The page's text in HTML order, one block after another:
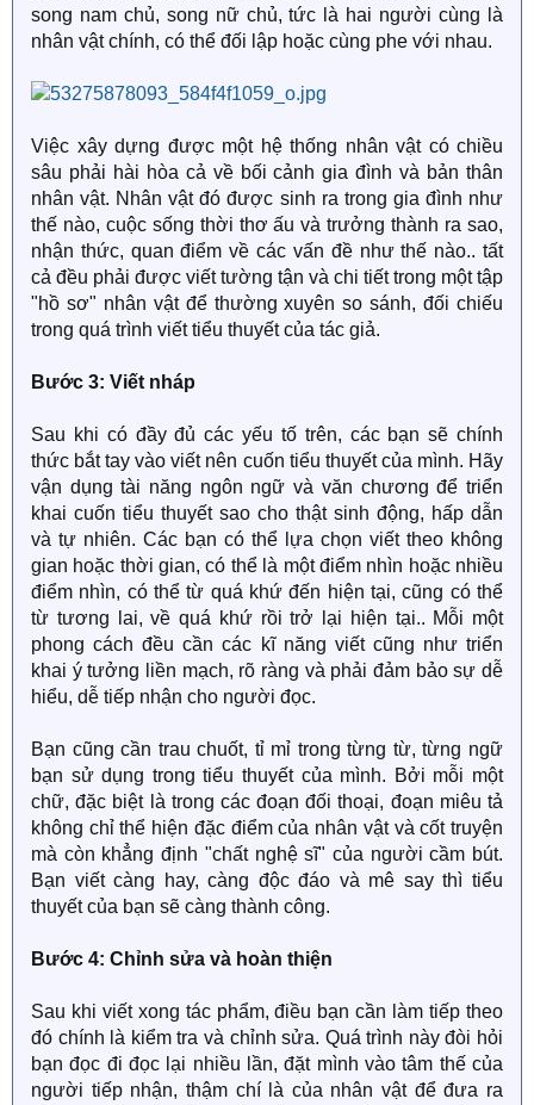
song nam chủ, song nữ chủ, tức là hai người cùng là
nhân vật chính, có thể đối lập hoặc cùng phe với nhau.
Việc xây dựng được một hệ thống nhân vật có chiều
sâu phải hài hòa cả về bối cảnh gia đình và bản thân
nhân vật. Nhân vật đó được sinh ra trong gia đình như
thế nào, cuộc sống thời thơ ấu và trưởng thành ra sao,
nhận thức, quan điểm về các vấn đề như thế nào.. tất
cả đều phải được viết tường tận và chi tiết trong một tập
"hồ sơ" nhân vật để thường xuyên so sánh, đối chiếu
trong quá trình viết tiểu thuyết của tác giả.
Bước 3: Viết nháp
Sau khi có đầy đủ các yếu tố trên, các bạn sẽ chính
thức bắt tay vào viết nên cuốn tiểu thuyết của mình. Hãy
vận dụng tài năng ngôn ngữ và văn chương để triển
khai cuốn tiểu thuyết sao cho thật sinh động, hấp dẫn
và tự nhiên. Các bạn có thể lựa chọn viết theo không
gian hoặc thời gian, có thể là một điểm nhìn hoặc nhiều
điểm nhìn, có thể từ quá khứ đến hiện tại, cũng có thể
từ tương lai, về quá khứ rồi trở lại hiện tại.. Mỗi một
phong cách đều cần các kĩ năng viết cũng như triển
khai ý tưởng liền mạch, rõ ràng và phải đảm bảo sự dễ
hiểu, dễ tiếp nhận cho người đọc.
Bạn cũng cần trau chuốt, tỉ mỉ trong từng từ, từng ngữ
bạn sử dụng trong tiểu thuyết của mình. Bởi mỗi một
chữ, đặc biệt là trong các đoạn đối thoại, đoạn miêu tả
không chỉ thể hiện đặc điểm của nhân vật và cốt truyện
mà còn khẳng định "chất nghệ sĩ" của người cầm bút.
Bạn viết càng hay, càng độc đáo và mê say thì tiểu
thuyết của bạn sẽ càng thành công.
Bước 4: Chỉnh sửa và hoàn thiện
Sau khi viết xong tác phẩm, điều bạn cần làm tiếp theo
đó chính là kiểm tra và chỉnh sửa. Quá trình này đòi hỏi
bạn đọc đi đọc lại nhiều lần, đặt mình vào tâm thế của
người tiếp nhận, thậm chí là của nhân vật để đưa ra